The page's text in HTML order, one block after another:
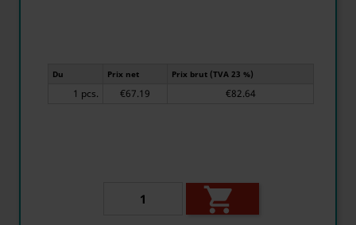
Du Prix net Prix brut (TVA 23 %)
1 pcs. €67.19 €82.64
